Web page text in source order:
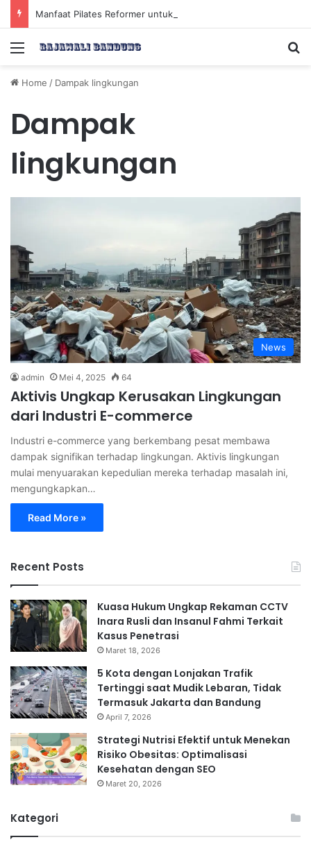
Menu
Home / Dampak lingkungan
Dampak
lingkungan
News
admin Mei 4, 2025 64
Aktivis Ungkap Kerusakan Lingkungan
dari Industri E-commerce
Industri e-commerce yang berkembang pesat membawa
dampak signifikan terhadap lingkungan. Aktivis lingkungan
mulai menyuarakan kepedulian mereka terhadap masalah ini,
mengungkapkan…
Read More »
Recent Posts
Kuasa Hukum Ungkap Rekaman CCTV
Inara Rusli dan Insanul Fahmi Terkait
Kasus Penetrasi
Maret 18, 2026
5 Kota dengan Lonjakan Trafik
Tertinggi saat Mudik Lebaran, Tidak
Termasuk Jakarta dan Bandung
April 7, 2026
Strategi Nutrisi Efektif untuk Menekan
Risiko Obesitas: Optimalisasi
Kesehatan dengan SEO
Maret 20, 2026
Kategori